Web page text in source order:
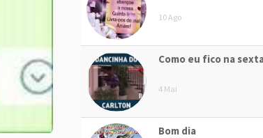
10 Ago
Como eu fico na
4 Mai
Bom dia